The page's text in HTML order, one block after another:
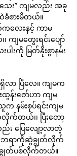
းသေး” ကျမလည်း အခု
ခံစားမိတယ်။
လေးနှင့် ကာမ
ကျမတွေးရင်းပျော်
းကို မြတ်နိုးစွာနမ်း
လာ ပြီလေ။ ကျမက
န်းဇော်ဟာ ကျမ
က နမ်းစုပ်ရင်းကျမ
က်တယ်၊၊ ပြီးတော့
း ပြေလျော့လာတဲ့
ဘရာကိုဆွဲချွတ်လိုက်
ချွတ်ပစ်လိုက်တယ်။